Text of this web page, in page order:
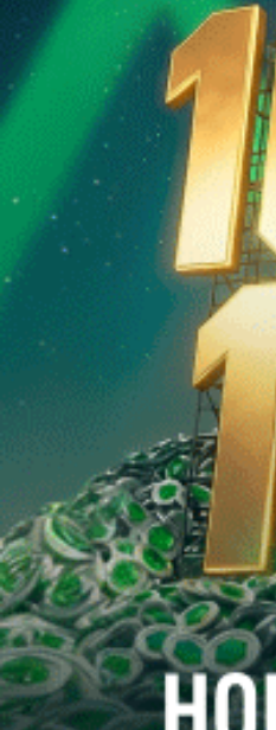
Забыли пароль?
Войти
Регистрация
Регистрация
Использовать форму для
Я принимаю условия
согласен на обработку
политике конфиденциальности
Создать аккаунт
восстановление
Вам будет отправлена ссылка
Отправить
Неавторизованные
комментарии.
Пожалуйста, войдитеили